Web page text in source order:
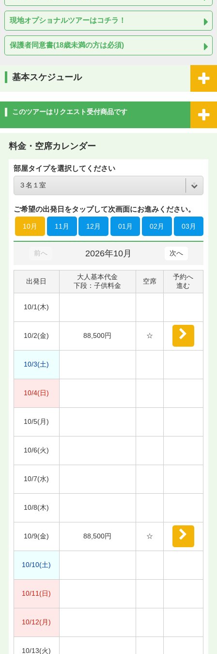
現地オプショナルツアーはコチラ！
保護者同意書(18歳未満の方は必須)
基本スケジュール
このツアーはリクエスト受付商品です
料金・空席カレンダー
部屋タイプを選択してください
ご希望の出発日をタップして次画面にお進みください。
10月 11月 12月 01月 02月 03月
前へ 2026年10月 次へ
出発日
大人基本代金
下段：子供料金
空席
予約へ
進む
10/1(木)
10/2(金) 88,500円 ☆
10/3(土)
10/4(日)
10/5(月)
10/6(火)
10/7(水)
10/8(木)
10/9(金) 88,500円 ☆
10/10(土)
10/11(日)
10/12(月)
10/13(火)